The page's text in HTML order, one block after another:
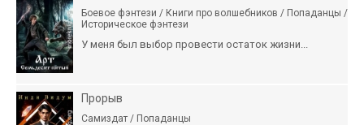
Боевое фэнтези / Книги про волшебников / Попаданцы /
Историческое фэнтези
У меня был выбор провести остаток жизни...
Прорыв
Самиздат / Попаданцы